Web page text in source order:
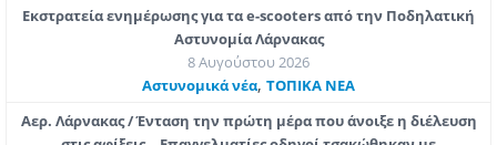
Εκστρατεία ενημέρωσης για τα e-scooters από την Ποδηλατική
Αστυνομία Λάρνακας
8 Αυγούστου 2026
Aστυνομικά νέα, ΤΟΠΙΚΑ ΝΕΑ
Αερ. Λάρνακας / Ένταση την πρώτη μέρα που άνοιξε η διέλευση